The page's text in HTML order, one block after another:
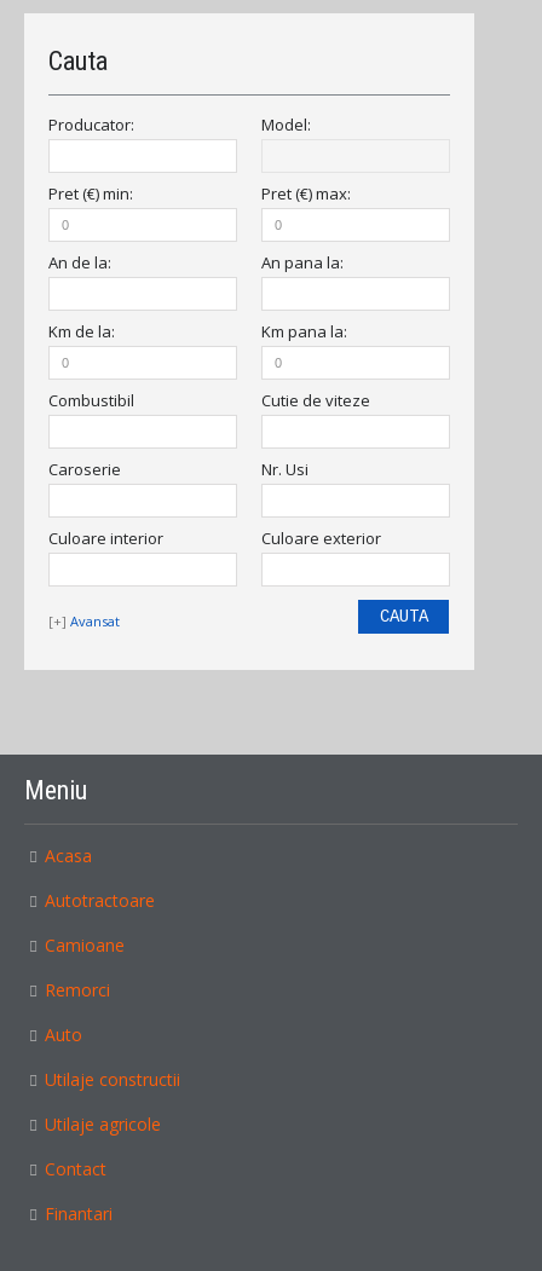
Cauta
Producator: Model:
Pret (€)min: Pret (€)max:
An de la: An pana la:
Km de la: Km pana la:
Combustibil Cutie de viteze
Caroserie Nr. Usi
Culoare interior Culoare exterior
Avansat
Meniu
Acasa
Autotractoare
Camioane
Remorci
Auto
Utilaje constructii
Utilaje agricole
Contact
Finantari